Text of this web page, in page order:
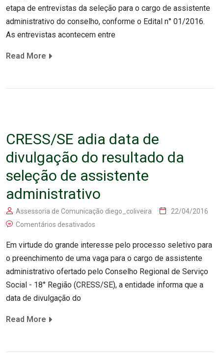
etapa de entrevistas da seleção para o cargo de assistente
administrativo do conselho, conforme o Edital n° 01/2016.
As entrevistas acontecem entre
Read More
CRESS/SE adia data de
divulgação do resultado da
seleção de assistente
administrativo
Assessoria de Comunicação diego_coliveira
22/04/2016
Comentários desativados
Em virtude do grande interesse pelo processo seletivo para
o preenchimento de uma vaga para o cargo de assistente
administrativo ofertado pelo Conselho Regional de Serviço
Social - 18° Região (CRESS/SE), a entidade informa que a
data de divulgação do
Read More